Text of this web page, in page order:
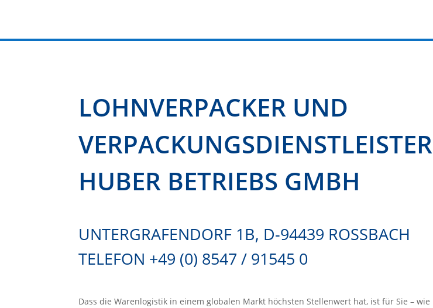
LOHNVERPACKER UND
VERPACKUNGSDIENSTLEISTER
HUBER BETRIEBS GMBH
UNTERGRAFENDORF 1B, D-94439 ROSSBACH
TELEFON +49 (0) 8547 / 91545 0
Dass die Warenlogistik in einem globalen Markt höchsten Stellenwert hat, ist für Sie – wie